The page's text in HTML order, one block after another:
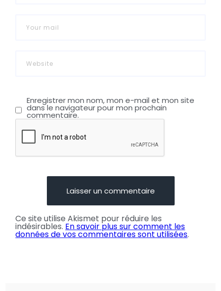
Enregistrer mon nom, mon e-mail et mon site
dans le navigateur pour mon prochain
commentaire.
Ce site utilise Akismet pour réduire les
indésirables. En savoir plus sur comment les
données de vos commentaires sont utilisées.